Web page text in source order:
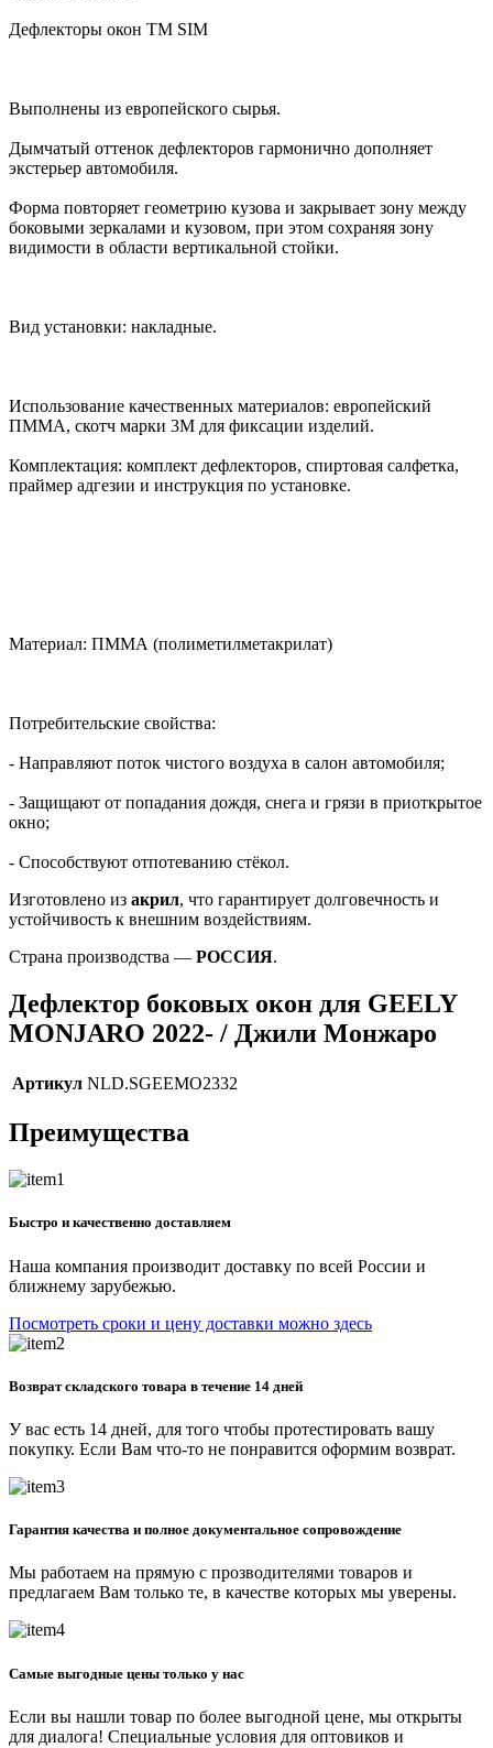
Дефлекторы окон TM SIM
Выполнены из европейского сырья.
Дымчатый оттенок дефлекторов гармонично дополняет
экстерьер автомобиля.
Форма повторяет геометрию кузова и закрывает зону между
боковыми зеркалами и кузовом, при этом сохраняя зону
видимости в области вертикальной стойки.
Вид установки: накладные.
Использование качественных материалов: европейский
ПММА, скотч марки 3М для фиксации изделий.
Комплектация: комплект дефлекторов, спиртовая салфетка,
праймер адгезии и инструкция по установке.
Материал: ПММА (полиметилметакрилат)
Потребительские свойства:
- Направляют поток чистого воздуха в салон автомобиля;
- Защищают от попадания дождя, снега и грязи в приоткрытое
окно;
- Способствуют отпотеванию стёкол.
Изготовлено из акрил, что гарантирует долговечность и
устойчивость к внешним воздействиям.
Страна производства — РОССИЯ.
Дефлектор боковых окон для GEELY
MONJARO 2022- / Джили Монжаро
Артикул NLD.SGEEMO2332
Преимущества
Быстро и качественно доставляем
Наша компания производит доставку по всей России и
ближнему зарубежью.
Посмотреть сроки и цену доставки можно здесь
Возврат складского товара в течение 14 дней
У вас есть 14 дней, для того чтобы протестировать вашу
покупку. Если Вам что-то не понравится оформим возврат.
Гарантия качества и полное документальное сопровождение
Мы работаем на прямую с прозводителями товаров и
предлагаем Вам только те, в качестве которых мы уверены.
Самые выгодные цены только у нас
Если вы нашли товар по более выгодной цене, мы открыты
для диалога! Специальные условия для оптовиков и